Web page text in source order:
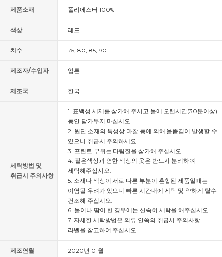
제품소재 폴리에스터 100%
색상 레드
치수 75, 80, 85, 90
제조자/수입자 업튼
제조국 한국
세탁방법 및
취급시 주의사항
1. 표백성 세제를 삼가해 주시고 물에 오랜시간(30분이상)
동안 담가두지 마십시오.
2. 원단 소재의 특성상 마찰 등에 의해 올뜯김이 발생할 수
있으니 취급시 주의하세요.
3. 프린트 부위는 다림질을 삼가해 주십시오.
4. 짙은색상과 연한 색상의 옷은 반드시 분리하여
세탁해주십시오.
5. 소재나 색상이 서로 다른 부분이 혼합된 제품일때는
이염될 우려가 있으니 빠른 시간내에 세탁 및 약하게 탈수
건조해 주십시오.
6. 물이나 땀이 밴 경우에는 신속히 세탁을 해주십시오.
7. 자세한 세탁방법은 의류 안쪽의 취급시 주의사항
라벨을 참고하여 주십시오.
제조연월 2020년 01월